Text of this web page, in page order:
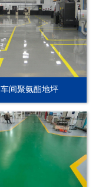
车间聚氨酯地坪